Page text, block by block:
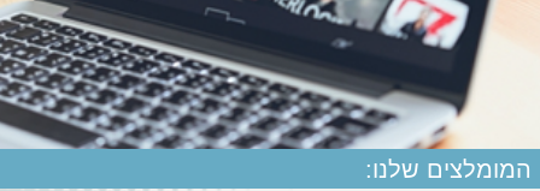
המומלצים שלנו: